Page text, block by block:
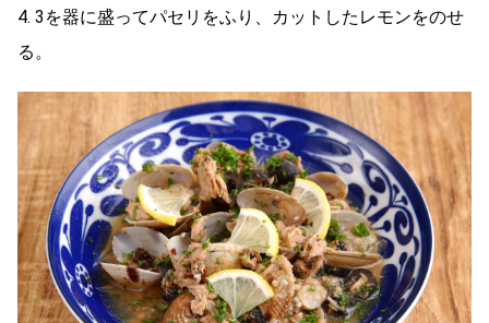
4. 3を器に盛ってパセリをふり、カットしたレモンをのせ
る。